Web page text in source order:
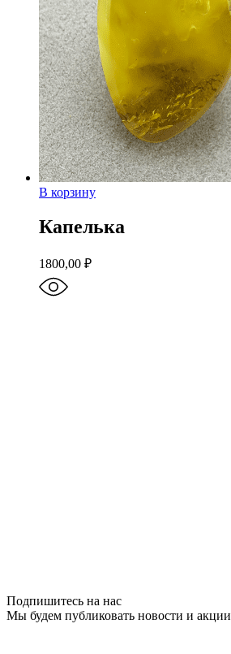
В корзину
Капелька
1800,00 ₽
Подпишитесь на нас
Мы будем публиковать новости и акции